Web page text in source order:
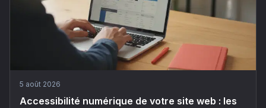
5 août 2026
Accessibilité numérique de votre site web : les